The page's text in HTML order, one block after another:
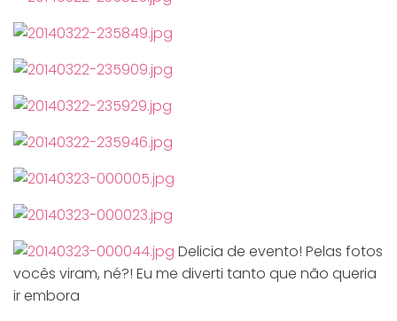
Delicia de evento! Pelas fotos
vocês viram, né?! Eu me diverti tanto que não queria
ir embora